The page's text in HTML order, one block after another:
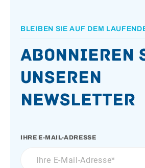
BLEIBEN SIE AUF DEM
Abonnieren
unseren
Newsletter
IHRE E-MAIL-ADRESSE